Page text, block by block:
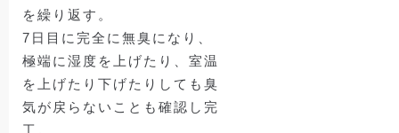
を繰り返す。
7日目に完全に無臭になり、
極端に湿度を上げたり、室温
を上げたり下げたりしても臭
気が戻らないことも確認し完
工。